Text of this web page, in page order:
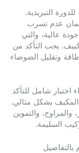
التبريدية.
عدم تسرب
عالية، والتي
يجب التأكد من
وتقليل الضوضاء
اختبار شامل للتأكد
بشكل مثالي.
والتموين
السليمة.